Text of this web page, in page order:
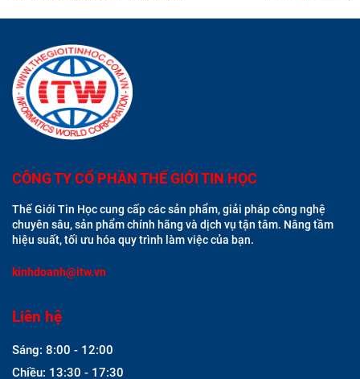
CÔNG TY CỔ PHẦN THẾ GIỚI TIN HỌC
Thế Giới Tin Học cung cấp các sản phẩm, giải pháp công nghệ
chuyên sâu, sản phẩm chính hãng và dịch vụ tận tâm. Nâng tầm
hiệu suất, tối ưu hóa quy trình làm việc của bạn.
kinhdoanh@itw.vn
Liên hệ
Sáng: 8:00 - 12:00
Chiều: 13:30 - 17:30